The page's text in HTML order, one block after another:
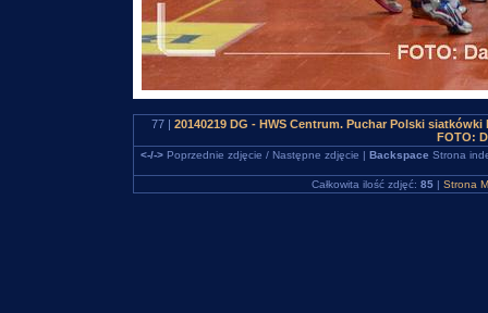
77 | 20140219 DG - HWS Centrum. Puchar Polski
FOTO:
<-/->Poprzednie zdjęcie / Następne zdjęcie | Backspace Strona
Całkowita ilość zdjęć: 85 | Strona